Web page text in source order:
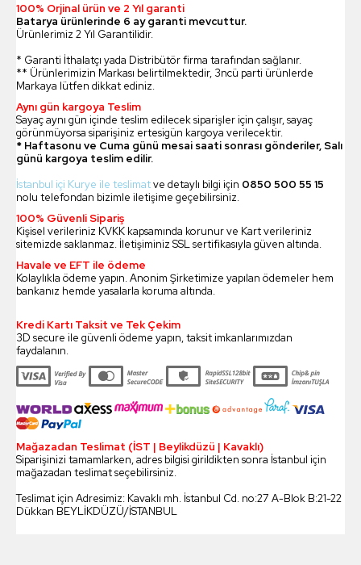
100% Orjinal ürün ve 2 Yıl garanti
Batarya ürünlerinde 6 ay garanti mevcuttur.
Ürünlerimiz 2 Yıl Garantilidir.
* Garanti İthalatçı yada Distribütör firma tarafından sağlanır.
** Ürünlerimizin Markası belirtilmektedir, 3ncü parti ürünlerde
Markaya lütfen dikkat ediniz.
Aynı gün kargoya Teslim
Sayaç aynı gün içinde teslim edilecek siparişler için çalışır, sayaç
görünmüyorsa siparişiniz ertesigün kargoya verilecektir.
* Haftasonu ve Cuma günü mesai saati sonrası gönderiler, Salı
günü kargoya teslim edilir.
İstanbul içi Kurye ile teslimatve detaylı bilgi için 0850 500 55 15
nolu telefondan bizimle iletişime geçebilirsiniz.
100% Güvenli Sipariş
Kişisel verileriniz KVKK kapsamında korunur ve Kart verileriniz
sitemizde saklanmaz. İletişiminiz SSL sertifikasıyla güven altında.
Havale ve EFT ile ödeme
Kolaylıkla ödeme yapın. Anonim Şirketimize yapılan ödemeler hem
bankanız hemde yasalarla koruma altında.
Kredi Kartı Taksit ve Tek Çekim
3D secure ile güvenli ödeme yapın, taksit imkanlarımızdan
faydalanın.
Mağazadan Teslimat (İST | Beylikdüzü | Kavaklı)
Siparişinizi tamamlarken, adres bilgisi girildikten sonra İstanbul için
mağazadan teslimat seçebilirsiniz.
Teslimat için Adresimiz: Kavaklı mh. İstanbul Cd. no:27 A-Blok B:21-22
Dükkan BEYLİKDÜZÜ/İSTANBUL